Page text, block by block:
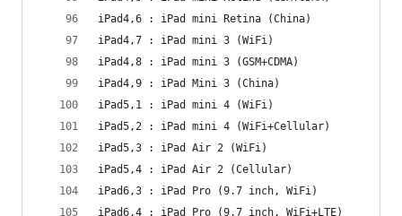
iPad4,6 : iPad mini Retina (China)
iPad4,7 : iPad mini 3 (WiFi)
iPad4,8 : iPad mini 3 (GSM+CDMA)
iPad4,9 : iPad Mini 3 (China)
iPad5,1 : iPad mini 4 (WiFi)
iPad5,2 : iPad mini 4 (WiFi+Cellular)
iPad5,3 : iPad Air 2 (WiFi)
iPad5,4 : iPad Air 2 (Cellular)
iPad6,3 : iPad Pro (9.7 inch, WiFi)
iPad6,4 : iPad Pro (9.7 inch, WiFi+LTE)